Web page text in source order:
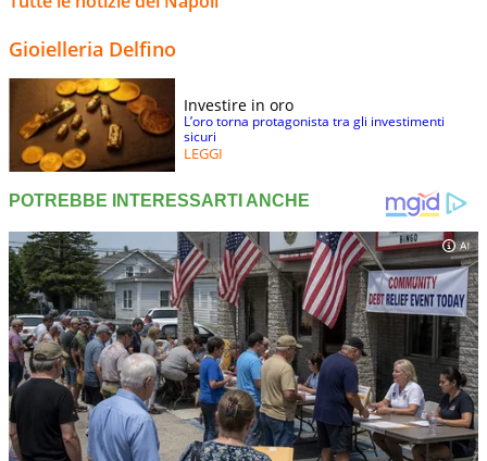
Gioielleria Delfino
Investire in oro
L’oro torna protagonista tra gli investimenti
sicuri
LEGGI